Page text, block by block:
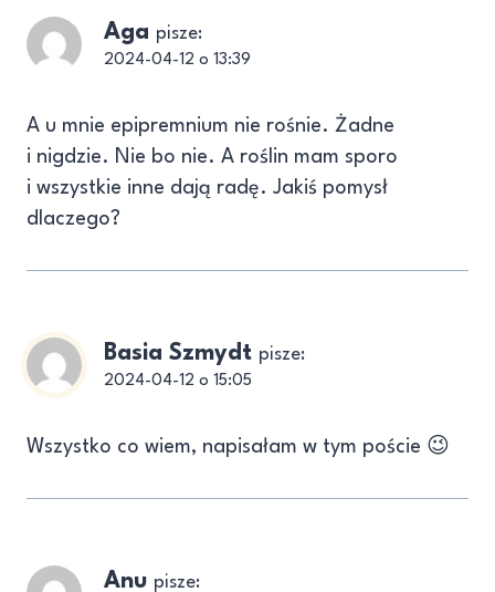
Aga pisze:
2024-04-12 o 13:39
A u mnie epipremnium nie rośnie. Żadne
i nigdzie. Nie bo nie. A roślin mam sporo
i wszystkie inne dają radę. Jakiś pomysł
dlaczego?
Basia Szmydt pisze:
2024-04-12 o 15:05
Wszystko co wiem, napisałam w tym poście 😉
Anu pisze: